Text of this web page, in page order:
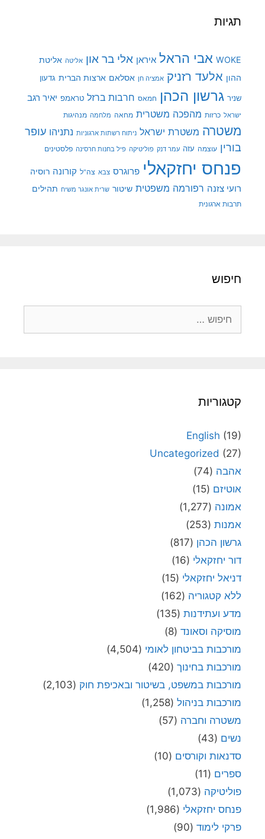
תגיות
WOKE אבי הראל איראן אלי בר און אליטה אליטת
ההון אלעד רזניק אמציה חן אסלאם ארצות הברית גדעון
שניר גרשון הכהן חמאס חרבות ברזל טראמפ יאיר רגב
ישראל כרזות מהפכה משטרית מחאה מלחמה מנהיגות
משטרה משטרת ישראל ניתוח רשתות ארגוניות נתניהו עופר
בורין עוצמה עזה עמר דנק פוליטיקה פיל בחנות חרסינה פלסטינים
פנחס יחזקאלי פרוגרס צבא צה"ל קורונה רוסיה
רועי צזנה רפורמה משפטית שיטור שרית אונגר משיח תהילים
תרבות ארגונית
חיפוש
קטגוריות
English (19)
Uncategorized (27)
אהבה (74)
אוטיזם (15)
אמונה (1,277)
אמנות (253)
גרשון הכהן (817)
דור יחזקאלי (16)
דניאל יחזקאלי (15)
ללא קטגוריה (162)
מדע ועתידנות (135)
מוסיקה וסאונד (8)
מורכבות בביטחון לאומי (4,504)
מורכבות בחינוך (420)
מורכבות במשפט, בשיטור ובאכיפת חוק (2,103)
מורכבות בניהול (1,258)
משטרה וחברה (57)
נשים (43)
סדנאות וקורסים (10)
ספרים (11)
פוליטיקה (1,073)
פנחס יחזקאלי (1,986)
פרקי לימוד (90)